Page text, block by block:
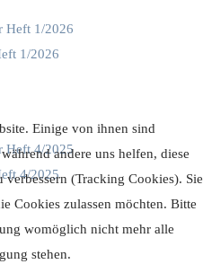
1/2026
4/2025
Einige von ihnen sind
andere uns helfen, diese
(Tracking Cookies). Sie
Cookies zulassen möchten. Bitte
womöglich nicht mehr alle
stehen.